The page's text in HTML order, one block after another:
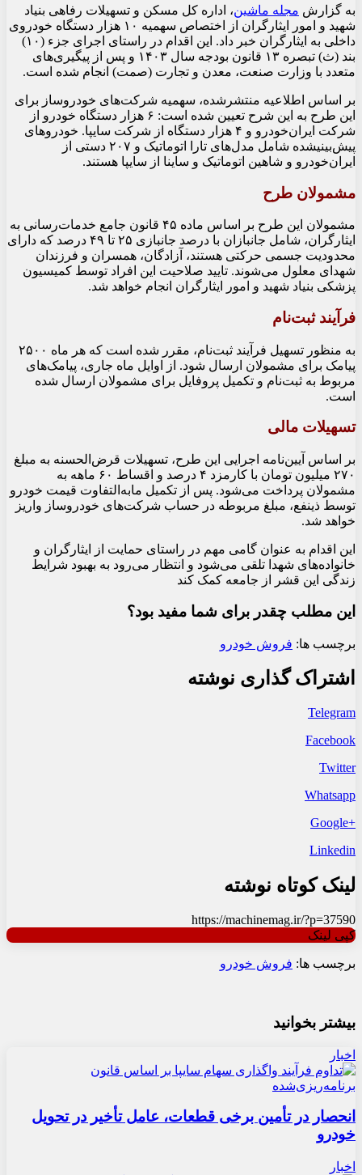
به گزارش مجله ماشین، اداره کل مسکن و تسهیلات رفاهی بنیاد
شهید و امور ایثارگران از اختصاص سهمیه ۱۰ هزار دستگاه خودروی
داخلی به ایثارگران خبر داد. این اقدام در راستای اجرای جزء (۱۰)
بند (ث) تبصره ۱۳ قانون بودجه سال ۱۴۰۳ و پس از پیگیری‌های
متعدد با وزارت صنعت، معدن و تجارت (صمت) انجام شده است.
بر اساس اطلاعیه منتشر‌شده، سهمیه شرکت‌های خودروساز برای
این طرح به این شرح تعیین شده است: ۶ هزار دستگاه خودرو از
شرکت ایران‌خودرو و ۴ هزار دستگاه از شرکت سایپا. خودروهای
پیش‌بینیشده شامل مدل‌های تارا اتوماتیک و ۲۰۷ دستی از
ایران‌خودرو و شاهین اتوماتیک و ساینا از سایپا هستند.
مشمولان طرح
مشمولان این طرح بر اساس ماده ۴۵ قانون جامع خدمات‌رسانی به
ایثارگران، شامل جانبازان با درصد جانبازی ۲۵ تا ۴۹ درصد که دارای
محدودیت جسمی حرکتی هستند، آزادگان، همسران و فرزندان
شهدای معلول می‌شوند. تایید صلاحیت این افراد توسط کمیسیون
پزشکی بنیاد شهید و امور ایثارگران انجام خواهد شد.
فرآیند ثبت‌نام
به منظور تسهیل فرآیند ثبت‌نام، مقرر شده است که هر ماه ۲۵۰۰
پیامک برای مشمولان ارسال شود. از اوایل ماه جاری، پیامک‌های
مربوط به ثبت‌نام و تکمیل پروفایل برای مشمولان ارسال شده
است.
تسهیلات مالی
بر اساس آیین‌نامه اجرایی این طرح، تسهیلات قرض‌الحسنه به مبلغ
۲۷۰ میلیون تومان با کارمزد ۴ درصد و اقساط ۶۰ ماهه به
مشمولان پرداخت می‌شود. پس از تکمیل مابه‌التفاوت قیمت خودرو
توسط ذینفع، مبلغ مربوطه در حساب شرکت‌های خودروساز واریز
خواهد شد.
این اقدام به عنوان گامی مهم در راستای حمایت از ایثارگران و
خانواده‌های شهدا تلقی می‌شود و انتظار می‌رود به بهبود شرایط
زندگی این قشر از جامعه کمک کند
این مطلب چقدر برای شما مفید بود؟
برچسب ها: فروش خودرو
اشتراک گذاری نوشته
Telegram
Facebook
Twitter
Whatsapp
+Google
Linkedin
لینک کوتاه نوشته
https://machinemag.ir/?p=37590
کپی لینک
برچسب ها: فروش خودرو
بیشتر بخوانید
اخبار
انحصار در تأمین برخی قطعات، عامل تأخیر در تحویل
خودرو
اخبار